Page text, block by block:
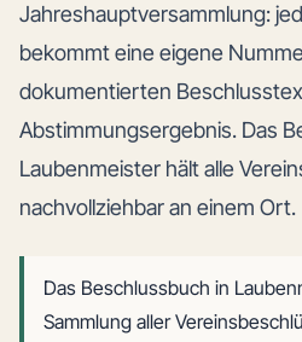
Jahreshauptversammlung:
bekommt eine eigene
dokumentierten
Abstimmungsergebnis. Das
Laubenmeister hält alle
nachvollziehbar an einem Ort.
Das Beschlussbuch in
Sammlung aller